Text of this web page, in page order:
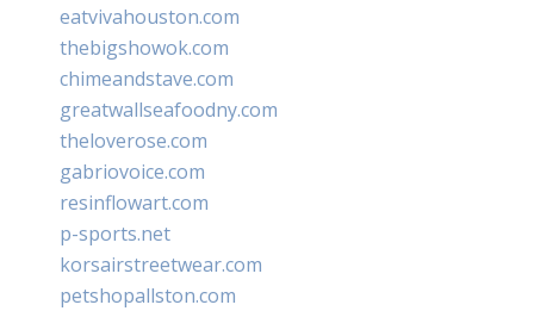
eatvivahouston.com
thebigshowok.com
chimeandstave.com
greatwallseafoodny.com
theloverose.com
gabriovoice.com
resinflowart.com
p-sports.net
korsairstreetwear.com
petshopallston.com